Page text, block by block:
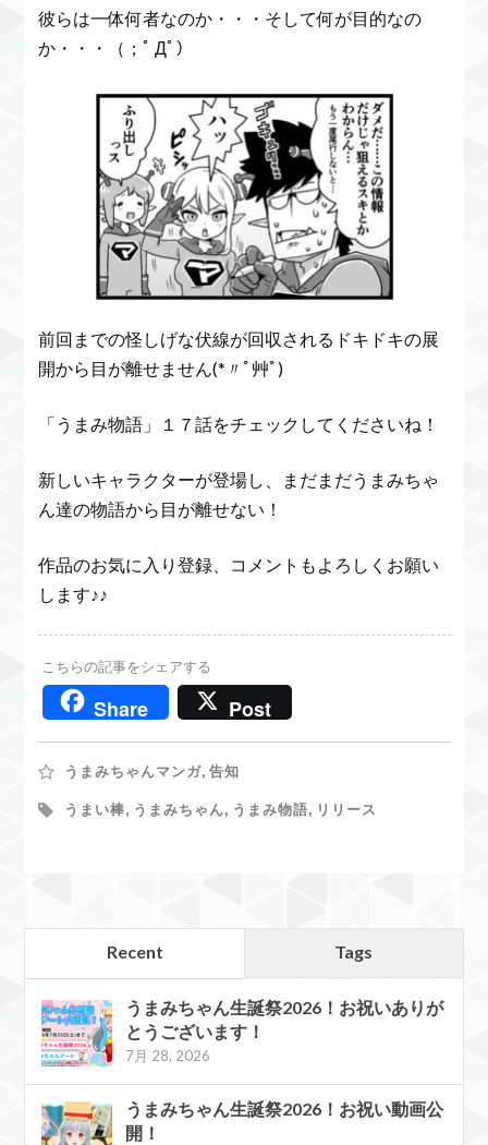
彼らは一体何者なのか・・・そして何が目的なの
か・・・（；ﾟ Дﾟ）
前回までの怪しげな伏線が回収されるドキドキの展
開から目が離せません(*〃ﾟ艸ﾟ)
「うまみ物語」１７話をチェックしてくださいね！
新しいキャラクターが登場し、まだまだうまみちゃ
ん達の物語から目が離せない！
作品のお気に入り登録、コメントもよろしくお願い
します♪♪
こちらの記事をシェアする
Share Post
うまみちゃんマンガ, 告知
うまい棒, うまみちゃん, うまみ物語, リリース
Recent Tags
うまみちゃん生誕祭2026！お祝いありが
とうございます！
7月 28, 2026
うまみちゃん生誕祭2026！お祝い動画公
開！